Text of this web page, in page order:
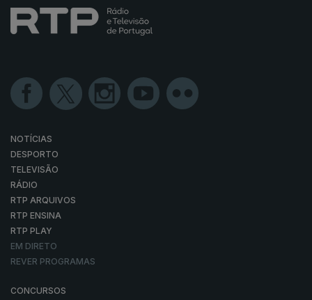
NOTÍCIAS
DESPORTO
TELEVISÃO
RÁDIO
RTP ARQUIVOS
RTP ENSINA
RTP PLAY
EM DIRETO
REVER PROGRAMAS
CONCURSOS